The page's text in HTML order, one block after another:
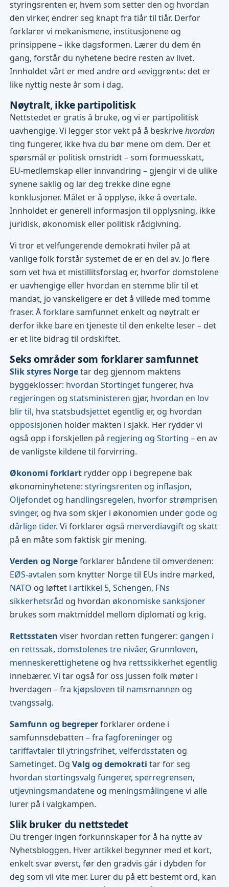
styringsrenten er, hvem som setter den og hvordan
den virker, endrer seg knapt fra tiår til tiår. Derfor
forklarer vi mekanismene, institusjonene og
prinsippene – ikke dagsformen. Lærer du dem én
gang, forstår du nyhetene bedre resten av livet.
Innholdet vårt er med andre ord «eviggrønt»: det er
like nyttig neste år som i dag.
Nøytralt, ikke partipolitisk
Nettstedet er gratis å bruke, og vi er partipolitisk
uavhengige. Vi legger stor vekt på å beskrivehvordan
ting fungerer, ikke hva du bør mene om dem. Der et
spørsmål er politisk omstridt – som formuesskatt,
EU-medlemskap eller innvandring – gjengir vi de ulike
synene saklig og lar deg trekke dine egne
konklusjoner. Målet er å opplyse, ikke å overtale.
Innholdet er generell informasjon til opplysning, ikke
juridisk, økonomisk eller politisk rådgivning.
Vi tror et velfungerende demokrati hviler på at
vanlige folk forstår systemet de er en del av. Jo flere
som vet hva et mistillitsforslag er, hvorfor domstolene
er uavhengige eller hvordan en stemme blir til et
mandat, jo vanskeligere er det å villede med tomme
fraser. Å forklare samfunnet enkelt og nøytralt er
derfor ikke bare en tjeneste til den enkelte leser – det
er et lite bidrag til ordskiftet.
Seks områder som forklarer samfunnet
Slik styres Norgetar deg gjennom maktens
byggeklosser: hvordan Stortinget fungerer, hva
regjeringen ogstatsministeren gjør, hvordan en lov
blir til, hvastatsbudsjettet egentlig er, og hvordan
opposisjonen holder makten i sjakk. Her rydder vi
også opp i forskjellen på regjering og Storting – en av
de vanligste kildene til forvirring.
Økonomi forklart rydder opp i begrepene bak
økonominyhetene:styringsrenten og inflasjon,
Oljefondet og handlingsregelen, hvorfor strømprisen
svinger, og hva som skjer i økonomien under gode og
dårlige tider. Vi forklarer også merverdiavgift og skatt
på en måte som faktisk gir mening.
Verden og Norgeforklarer båndene til omverdenen:
EØS-avtalen som knytter Norge til EUs indre marked,
NATO og løftet iartikkel 5,Schengen, FNs
sikkerhetsråd og hvordan økonomiske sanksjoner
brukes som maktmiddel mellom diplomati og krig.
Rettsstaten viser hvordan retten fungerer: gangen i
en rettssak,domstolenes tre nivåer, Grunnloven,
menneskerettighetene og hva rettssikkerhet egentlig
innebærer. Vi tar også for oss jussen folk møter i
hverdagen – fra kjøpsloven til namsmannen og
tvangssalg.
Samfunn og begreperforklarer ordene i
samfunnsdebatten – frafagforeninger og
tariffavtalertilytringsfrihet,velferdsstaten og
Sametinget. OgValg og demokrati tar for seg
hvordan stortingsvalg fungerer,sperregrensen,
utjevningsmandatene og meningsmålingenevi alle
lurer på i valgkampen.
Slik bruker du nettstedet
Du trenger ingen forkunnskaper for å ha nytte av
Nyhetsbloggen. Hver artikkel begynner med et kort,
enkelt svar øverst, før den gradvis går i dybden for
deg som vil vite mer. Lurer du på ett bestemt ord, kan